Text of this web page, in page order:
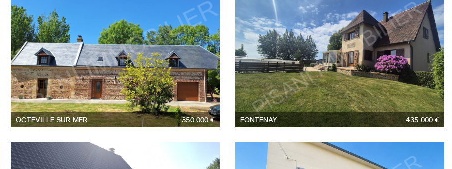
OCTEVILLE SUR MER 350 000 €
5
FONTENAY 435 000 €
5